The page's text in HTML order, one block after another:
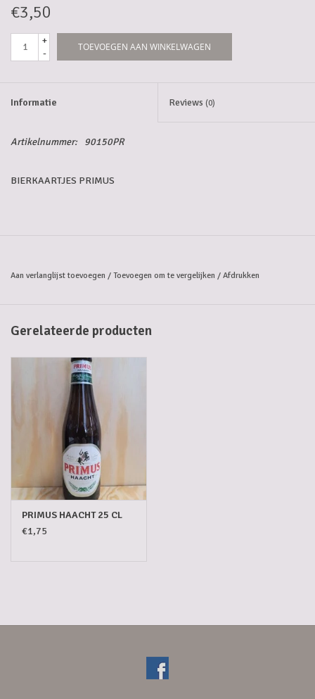
€3,50
+
-
TOEVOEGEN AAN WINKELWAGEN
Informatie Reviews (0)
Artikelnummer: 90150PR
BIERKAARTJES PRIMUS
Aan verlanglijst toevoegen / Toevoegen om te vergelijken / Afdrukken
Gerelateerde producten
PRIMUS HAACHT 25 CL
€1,75